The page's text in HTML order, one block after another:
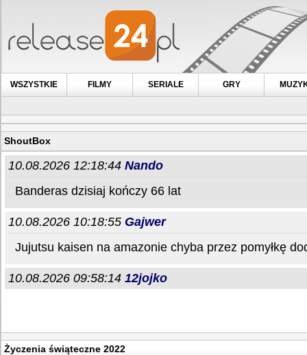
WSZYSTKIE FILMY SERIALE GRY
ShoutBox
Życzenia świąteczne 2022